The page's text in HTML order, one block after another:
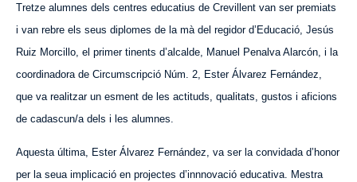
Tretze alumnes dels centres educatius de Crevillent van ser premiats
i van rebre els seus diplomes de la mà del regidor d’Educació, Jesús
Ruiz Morcillo, el primer tinents d’alcalde, Manuel Penalva Alarcón, i la
coordinadora de Circumscripció Núm. 2, Ester Álvarez Fernández,
que va realitzar un esment de les actituds, qualitats, gustos i aficions
de cadascun/a dels i les alumnes.
Aquesta última, Ester Álvarez Fernández, va ser la convidada d’honor
per la seua implicació en projectes d’innnovació educativa. Mestra